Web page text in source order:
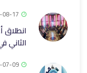
08-17
الثاني
07-09